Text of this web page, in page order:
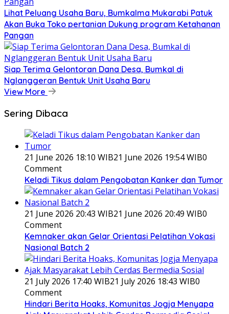
Lihat Peluang Usaha Baru, Bumkalma Mukarabi Patuk
Akan Buka Toko pertanian Dukung program Ketahanan
Pangan
Siap Terima Gelontoran Dana Desa, Bumkal di
Nglanggeran Bentuk Unit Usaha Baru
View More
Sering Dibaca
21 June 2026 18:10 WIB21 June 2026 19:54 WIB0
Comment
Keladi Tikus dalam Pengobatan Kanker dan Tumor
21 June 2026 20:43 WIB21 June 2026 20:49 WIB0
Comment
Kemnaker akan Gelar Orientasi Pelatihan Vokasi
Nasional Batch 2
21 July 2026 17:40 WIB21 July 2026 18:43 WIB0
Comment
Hindari Berita Hoaks, Komunitas Jogja Menyapa